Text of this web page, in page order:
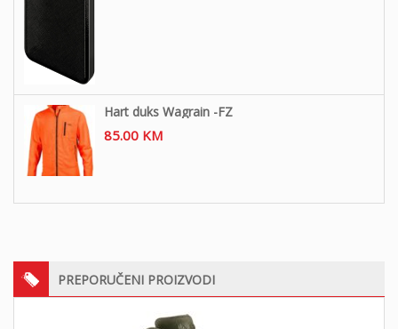
Hart duks Wagrain -FZ
85.00 KM
PREPORUČENI PROIZVODI